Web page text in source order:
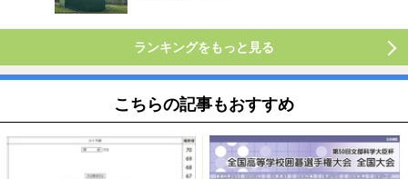
ランキングをもっと見る
こちらの記事もおすすめ